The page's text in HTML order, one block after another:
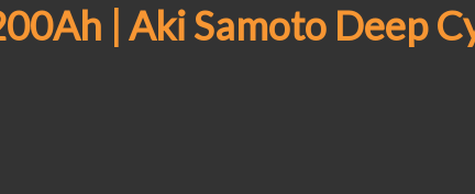
| Aki Samoto Deep